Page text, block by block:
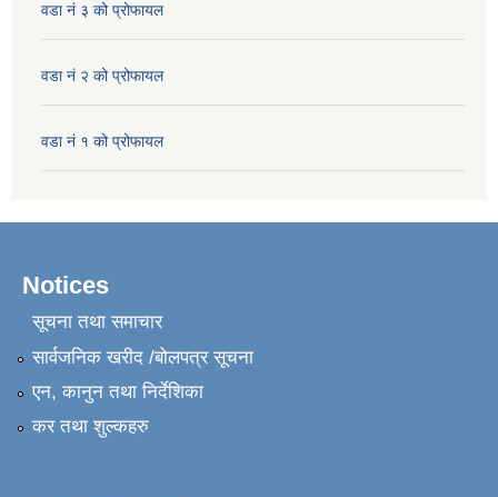
वडा नं ३ को प्रोफायल
वडा नं २ को प्रोफायल
वडा नं १ को प्रोफायल
Notices
सूचना तथा समाचार
सार्वजनिक खरीद /बोलपत्र सूचना
एन, कानुन तथा निर्देशिका
कर तथा शुल्कहरु